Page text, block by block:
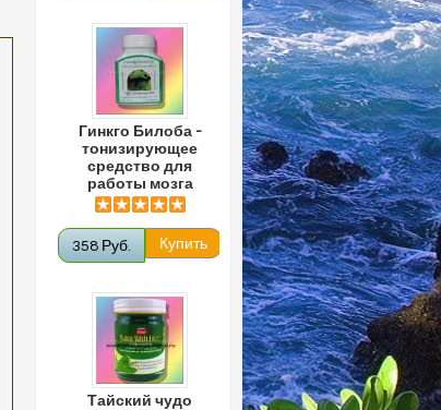
Гинкго Билоба -
тонизирующее
средство для
работы мозга
358 Руб.
Тайский чудо